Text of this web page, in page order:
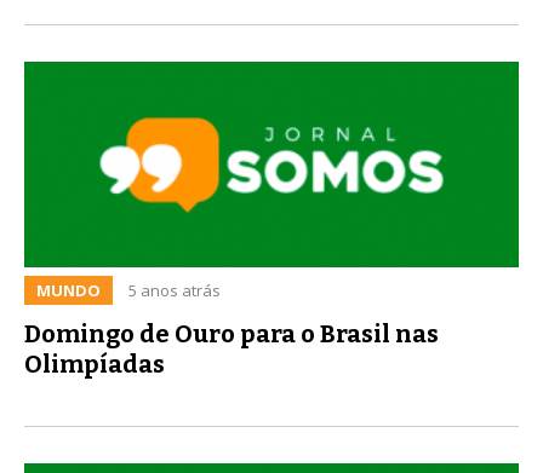
MUNDO 5 anos atrás
Domingo de Ouro para o Brasil nas
Olimpíadas